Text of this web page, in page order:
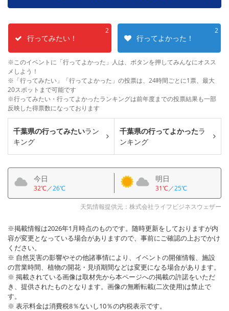
2
行ってみたい！
2
行ってよかった！
※このイベントに「行ってよかった」人は、ボタンを押してみんなにオスス
メしよう！
※「行ってみたい」「行ってよかった」の投票は、24時間ごとに1票、最大
20スポットまで可能です
※行ってみたい・行ってよかったランキングは前年度までの投票結果も一部
反映した得票数になっております
千葉県の行ってみたいラン
キング
千葉県の行ってよかったラ
ンキング
今日
32℃／26℃
明日
31℃／25℃
天気情報提供元：株式会社ライフビジネスウェザー
※掲載情報は2026年1月時点のものです。随時更新をしておりますが内
容が変更となっている場合がありますので、事前にご確認の上おでかけ
ください。
※ 自然災害の影響やその他諸事情により、イベントの開催情報、施設
の営業時間、植物の開花・見頃期間などは変更になる場合があります。
※ 掲載されている画像は取材先から本ページへの掲載の許諾をいただ
き、提供されたものとなります。画像の無断転載(二次使用)は禁止で
す。
※ 表示料金は消費税8％ないし10％の内税表示です。